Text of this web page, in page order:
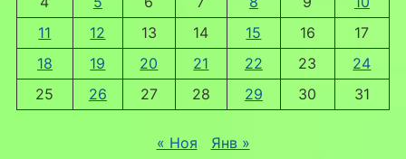
11
12 13 14 15 16
17
18
19 20 21 22 23
24
25
26 27 28 29 30 31
« Ноя Янв »